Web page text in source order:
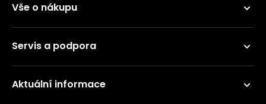
Vše o nákupu
Servis a podpora
Aktuální informace